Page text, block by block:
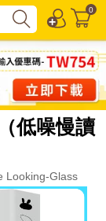
0
低噪慢讀
Looking-Glass